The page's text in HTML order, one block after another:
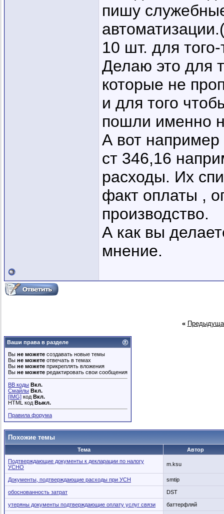
пишу
10 шт. для того-
Делаю это для
которые не
и для того
пошли именно
А вот
ст 346,16
расходы. Их
факт оплаты ,
производство.
А как вы
мнение.
«
Ваши права в разделе
Вы не можете создавать новые темы
Вы не можете отвечать в темах
Вы не можете прикреплять вложения
Вы не можете редактировать свои сообщения
BB коды Вкл.
Смайлы Вкл.
[IMG] код Вкл.
HTML код Выкл.
Правила форума
Похожие темы
Тема
Автор
Подтверждающие документы к декларации по налогу
УСНО
m.ksu
Документы, подтверждающие расходы при УСН smtip
обоснованность затрат DST
утеряны документы подтверждающие оплату услуг связи баттерфляй